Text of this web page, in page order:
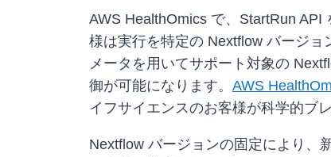
AWS HealthOmics で、StartRun
様は実行を特定の Nextflow バージ
メータを用いてサポート対象の
御が可能になります。 AWS
イフサイエンスのお客様が科学的ブ
Nextflow バージョンの固定により、